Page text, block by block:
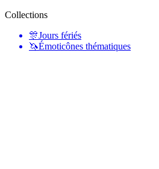
Collections
🎊Jours fériés
🦄Émoticônes thématiques